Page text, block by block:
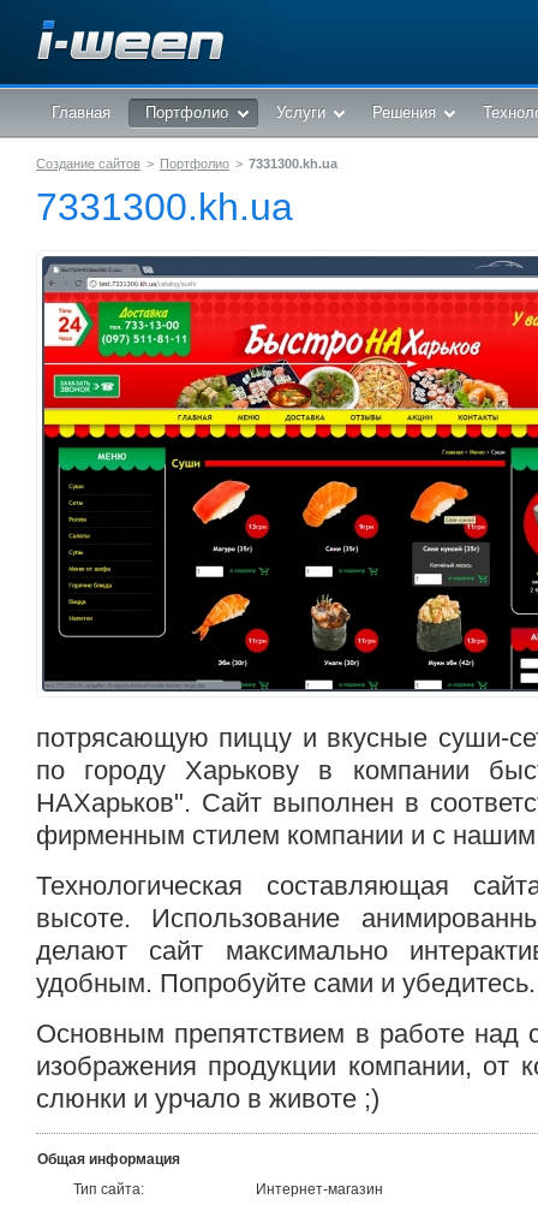
Главная Портфолио Услуги Решения
Создание сайтов > Портфолио > 7331300.kh.ua
7331300.kh.ua
потрясающую пиццу и вкусные суши-
по городу Харькову в компании
НАХарьков". Сайт выполнен в
фирменным стилем компании и с
Технологическая составляющая
высоте. Использование
делают сайт максимально
удобным. Попробуйте сами и убедитесь.
Основным препятствием в работе
изображения продукции компании, от
слюнки и урчало в животе ;)
Общая информация
Тип сайта:
Интернет-магазин